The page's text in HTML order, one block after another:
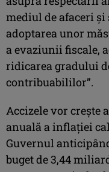
mediul de afaceri
adoptarea unor
a evaziunii fiscale,
ridicarea gradului
contribuabililor”.
Accizele vor creşte
anuală a inflaţiei
Guvernul
buget de 3,44